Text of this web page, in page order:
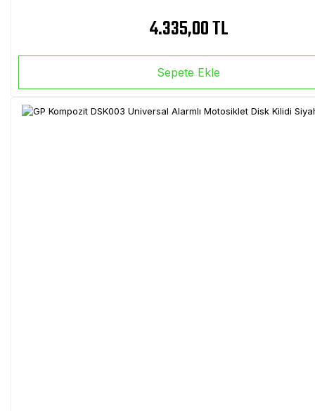
4.335,00 TL
Sepete Ekle